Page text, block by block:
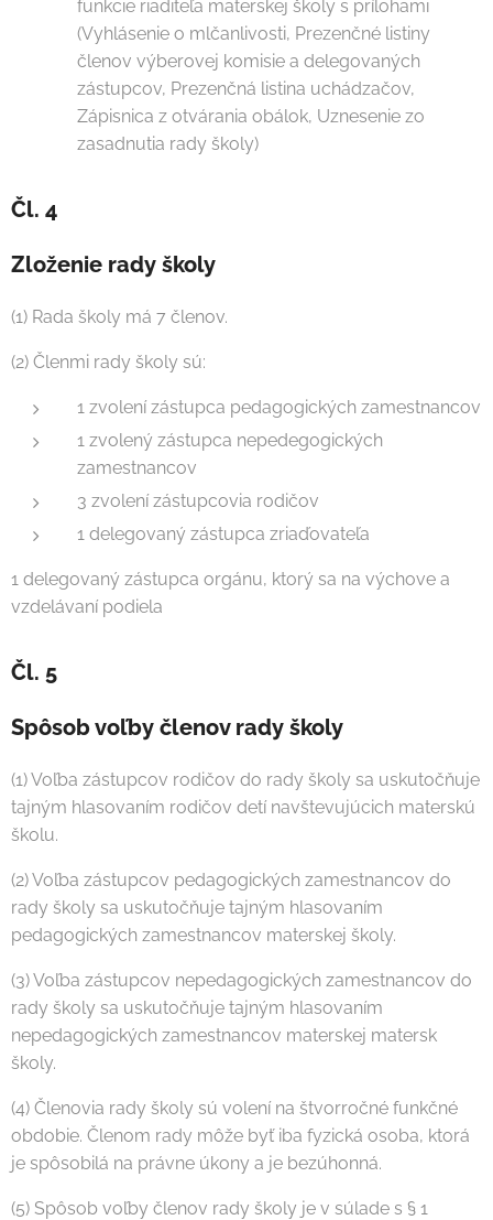
funkcie riaditeľa materskej školy s prílohami
(Vyhlásenie o mlčanlivosti, Prezenčné listiny
členov výberovej komisie a delegovaných
zástupcov, Prezenčná listina uchádzačov,
Zápisnica z otvárania obálok, Uznesenie zo
zasadnutia rady školy)
Čl. 4
Zloženie rady školy
(1) Rada školy má 7 členov.
(2) Členmi rady školy sú:
1 zvolení zástupca pedagogických zamestnancov
1 zvolený zástupca nepedegogických
zamestnancov
3 zvolení zástupcovia rodičov
1 delegovaný zástupca zriaďovateľa
1 delegovaný zástupca orgánu, ktorý sa na výchove a
vzdelávaní podiela
Čl. 5
Spôsob voľby členov rady školy
(1) Voľba zástupcov rodičov do rady školy sa uskutočňuje
tajným hlasovaním rodičov detí navštevujúcich materskú
školu.
(2) Voľba zástupcov pedagogických zamestnancov do
rady školy sa uskutočňuje tajným hlasovaním
pedagogických zamestnancov materskej školy.
(3) Voľba zástupcov nepedagogických zamestnancov do
rady školy sa uskutočňuje tajným hlasovaním
nepedagogických zamestnancov materskej matersk
školy.
(4) Členovia rady školy sú volení na štvorročné funkčné
obdobie. Členom rady môže byť iba fyzická osoba, ktorá
je spôsobilá na právne úkony a je bezúhonná.
(5) Spôsob voľby členov rady školy je v súlade s § 1